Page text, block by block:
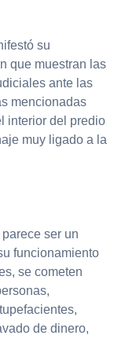
su
que muestran las
ante las
mencionadas
interior del predio
muy ligado a la
ser un
funcionamiento
se cometen
de dinero,